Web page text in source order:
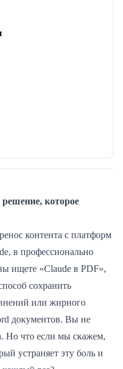
которое
контента с платформ
в профессионально
ищете «Claude в PDF»,
сохранить
или жирного
документов. Вы не
Но что если мы скажем,
устраняет эту боль и